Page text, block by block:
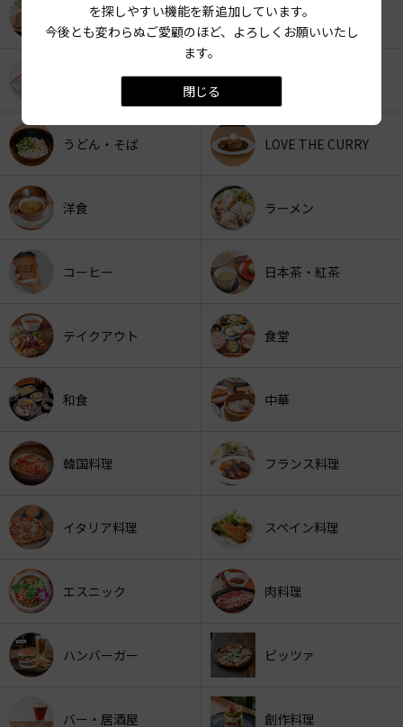
を探しやすい機能を新追加しています。
今後とも変わらぬご愛顧のほど、よろしくお願いいたし
ます。
閉じる
カフェ 京みやげ
パン
うどん・そば LOVE THE CURRY
洋食 ラーメン
コーヒー 日本茶・紅茶
テイクアウト 食堂
和食 中華
韓国料理 フランス料理
イタリア料理 スペイン料理
エスニック 肉料理
ハンバーガー ピッツァ
バー・居酒屋 創作料理